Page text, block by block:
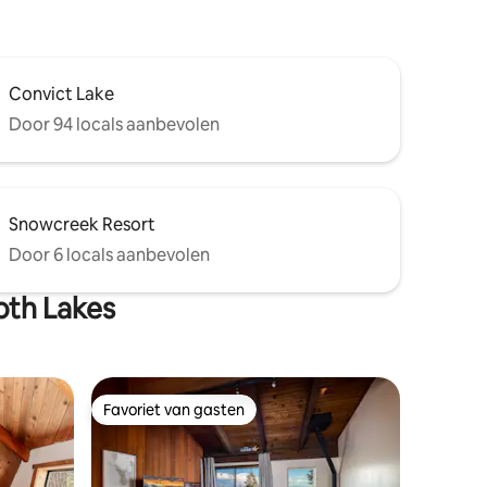
Convict Lake
Door 94 locals aanbevolen
Snowcreek Resort
Door 6 locals aanbevolen
Lakes
Favoriet van gasten
Favoriet van gasten